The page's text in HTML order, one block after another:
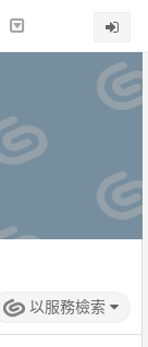
以服務檢索